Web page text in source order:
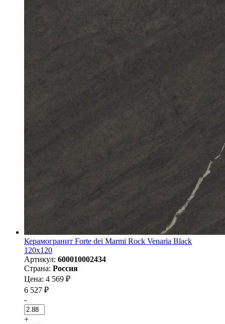
Керамогранит Forte dei Marmi Rock Venaria Black
120x120
Артикул: 600010002434
Страна: Россия
Цена: 4 569 ₽
6 527 ₽
-
+